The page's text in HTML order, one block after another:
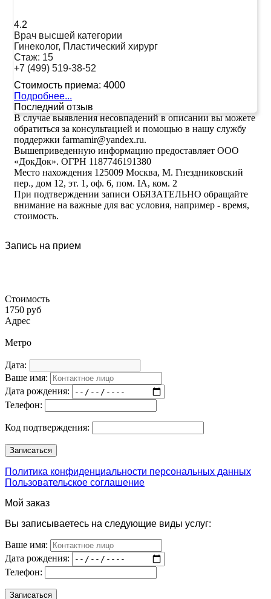
4.2
Врач высшей категории
Гинеколог, Пластический хирург
Стаж: 15
+7 (499) 519-38-52
Стоимость приема: 4000
Подробнее...
Последний отзыв
В случае выявления несовпадений в описании вы можете
обратиться за консультацией и помощью в нашу службу
поддержки farmamir@yandex.ru.
Вышеприведенную информацию предоставляет ООО
«ДокДок». ОГРН 1187746191380
Место нахождения 125009 Москва, М. Гнездниковский
пер., дом 12, эт. 1, оф. 6, пом. IA, ком. 2
При подтверждении записи ОБЯЗАТЕЛЬНО обращайте
внимание на важные для вас условия, например - время,
стоимость.
Запись на прием
Стоимость
1750 руб
Адрес
Метро
Дата:
Ваше имя:
Дата рождения:
Телефон:
Код подтверждения:
Политика конфиденциальности персональных данных
Пользовательское соглашение
Мой заказ
Вы записываетесь на следующие виды услуг:
Ваше имя:
Дата рождения:
Телефон: